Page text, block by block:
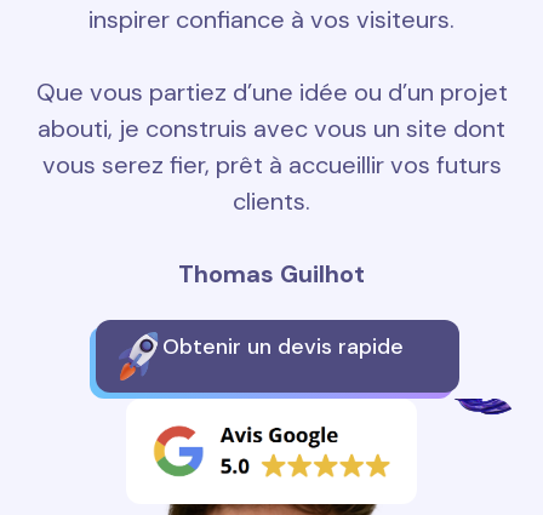
inspirer confiance à vos visiteurs.
Que vous partiez d’une idée ou d’un projet
abouti, je construis avec vous un site dont
vous serez fier, prêt à accueillir vos futurs
clients.
Thomas Guilhot
Obtenir un devis rapide